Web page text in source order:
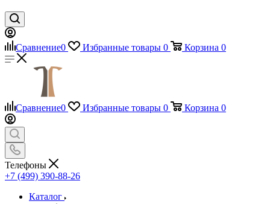
Сравнение0 Избранные товары 0 Корзина 0
Сравнение0 Избранные товары 0 Корзина 0
Телефоны
+7 (499) 390-88-26
Каталог